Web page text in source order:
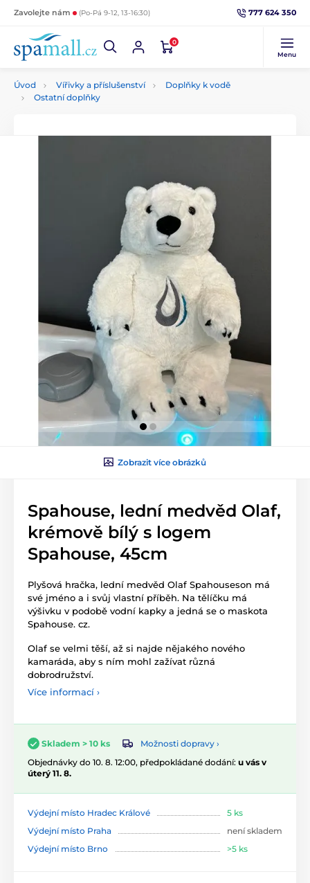
Zavolejte nám (Po-Pá 9-12, 13-16:30) 777 624 350
0
Menu
Úvod Vířivky a příslušenství
Doplňky k vodě
Ostatní doplňky
Zobrazit více obrázků
Spahouse, lední medvěd Olaf,
krémově bílý s logem
Spahouse, 45cm
Plyšová hračka, lední medvěd Olaf Spahouseson má
své jméno a i svůj vlastní příběh. Na tělíčku má
výšivku v podobě vodní kapky a jedná se o maskota
Spahouse. cz.
Olaf se velmi těší, až si najde nějakého nového
kamaráda, aby s ním mohl zažívat různá
dobrodružství.
Více informací ›
Skladem > 10 ks
Možnosti dopravy ›
Objednávky do 10. 8. 12:00, předpokládané dodání: u vás v
úterý 11. 8.
Výdejní místo Hradec Králové
5 ks
Výdejní místo Praha
není skladem
Výdejní místo Brno
>5 ks